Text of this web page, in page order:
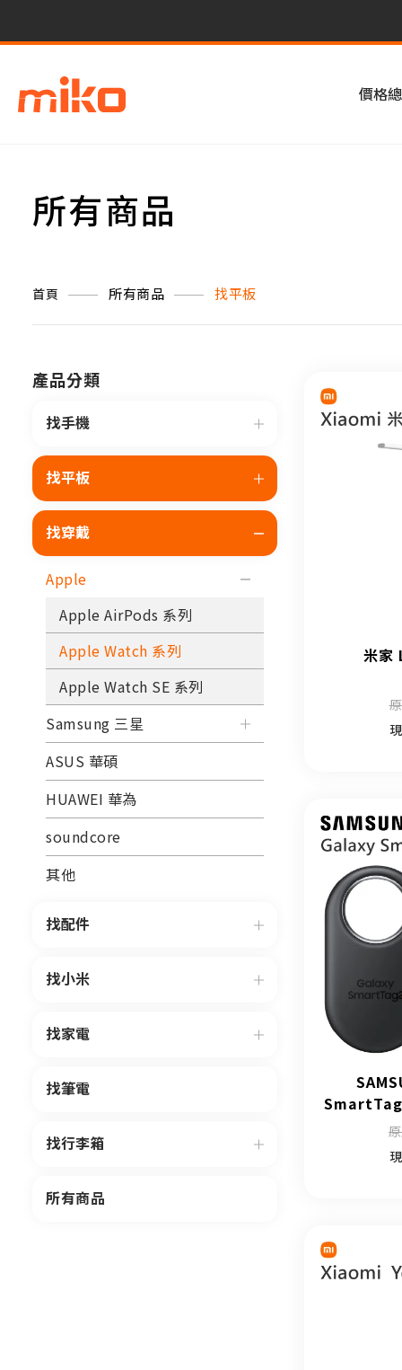
價格
所有商品
首頁 所有商品 找平板
產品分類
找手機
找平板
找穿戴
Apple
Apple AirPods 系列
Apple Watch 系列
Apple Watch SE 系列
Samsung 三星
ASUS 華碩
HUAWEI 華為
soundcore
其他
找配件
找小米
找家電
找筆電
找行李箱
所有商品
米家